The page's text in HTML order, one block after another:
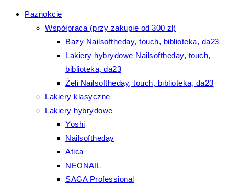
Paznokcie
Współpraca (przy zakupie od 300 zł)
Bazy Nailsoftheday, touch, biblioteka, da23
Lakiery hybrydowe Nailsoftheday, touch,
biblioteka, da23
Żeli Nailsoftheday, touch, biblioteka, da23
Lakiery klasyczne
Lakiery hybrydowe
Yoshi
Nailsoftheday
Atica
NEONAIL
SAGA Professional